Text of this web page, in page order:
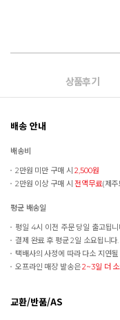
상품후기
배송 안내
배송비
2만원 미만 구매 시2,500원
2만원 이상 구매 시전액무료(제주
평균 배송일
평일 4시 이전 주문 당일 출고됩니
결제 완료 후 평균 2일 소요됩니다
택배사의 사정에 따라 다소 지연
오프라인 매장 발송은2~3일 더
교환/반품/AS